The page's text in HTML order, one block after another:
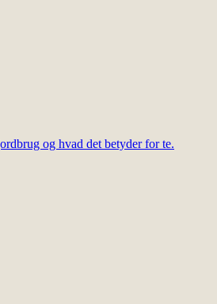
og hvad det betyder for te.